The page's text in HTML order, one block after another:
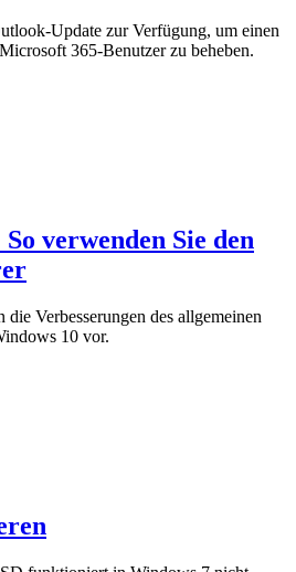
Update zur Verfügung, um einen
365-Benutzer zu beheben.
verwenden Sie den
Verbesserungen des allgemeinen
10 vor.